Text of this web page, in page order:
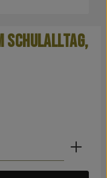
Schulalltag,
Wert ein oder